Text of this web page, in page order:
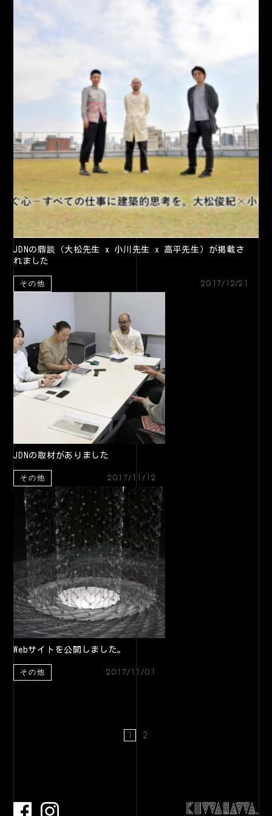
JDNの鼎談（大松先生 x 小川先生 x 高平先生）が掲載さ
れました
その他 2017/12/21
JDNの取材がありました
その他 2017/11/12
Webサイトを公開しました。
その他 2017/11/01
1 2
facebook